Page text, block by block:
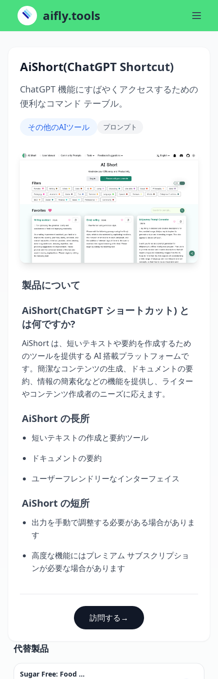
aifly.tools
AiShort(ChatGPT Shortcut)
ChatGPT 機能にすばやくアクセスするための
便利なコマンド テーブル。
その他のAIツール プロンプト
製品について
AiShort(ChatGPT ショートカット) と
は何ですか?
AiShort は、短いテキストや要約を作成するため
のツールを提供する AI 搭載プラットフォームで
す。簡潔なコンテンツの生成、ドキュメントの要
約、情報の簡素化などの機能を提供し、ライター
やコンテンツ作成者のニーズに応えます。
AiShort の長所
短いテキストの作成と要約ツール
ドキュメントの要約
ユーザーフレンドリーなインターフェイス
AiShort の短所
出力を手動で調整する必要がある場合がありま
す
高度な機能にはプレミアム サブスクリプショ
ンが必要な場合があります
訪問する →
代替製品
Sugar Free: Food Scanner